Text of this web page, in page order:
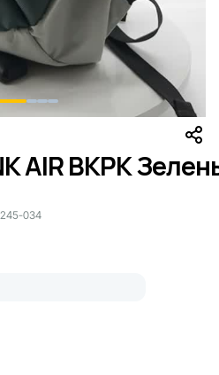
AIR BKPK
034